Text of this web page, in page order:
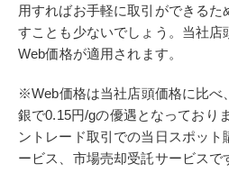
用すればお手軽に取引ができる
すことも少ないでしょう。当社
Web価格が適用されます。
※Web価格は当社店頭価格に比べ
銀で0.15円/gの優遇となっており
ントレード取引での当日スポッ
ービス、市場売却受託サービスで